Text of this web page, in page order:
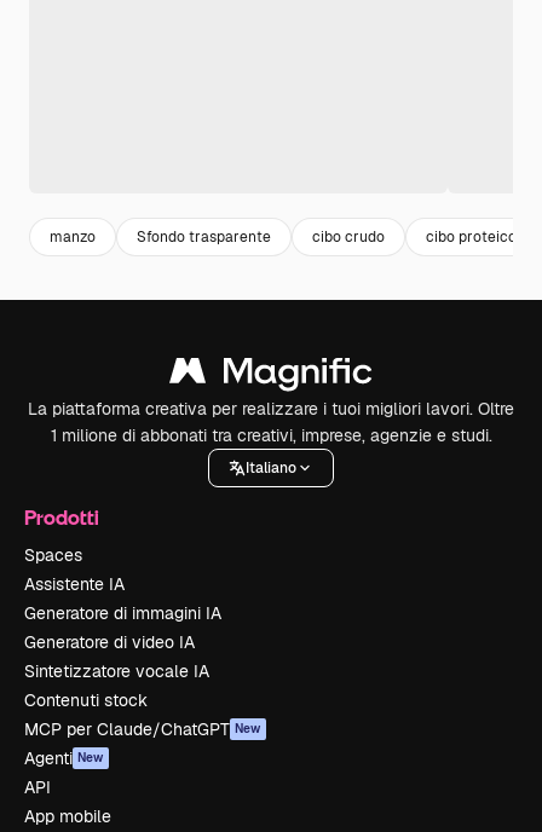
manzo Sfondo trasparente cibo crudo cibo proteico
La piattaforma creativa per realizzare i tuoi migliori lavori. Oltre
1 milione di abbonati tra creativi, imprese, agenzie e studi.
Italiano
Prodotti
Spaces
Assistente IA
Generatore di immagini IA
Generatore di video IA
Sintetizzatore vocale IA
Contenuti stock
MCP per Claude/ChatGPT New
Agenti New
API
App mobile